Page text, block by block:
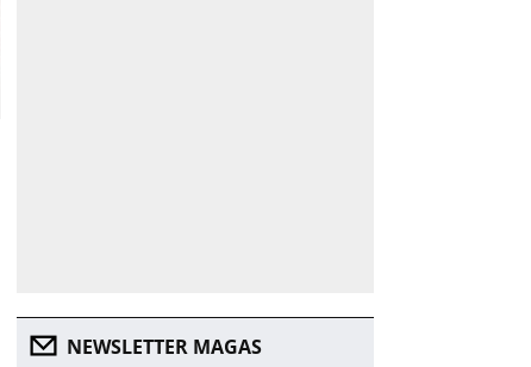
NEWSLETTER MAGAS